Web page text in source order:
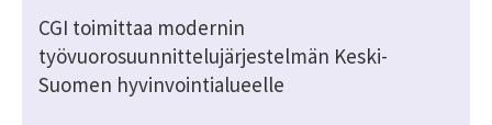
CGI toimittaa modernin
työvuorosuunnittelujärjestelmän Keski-
Suomen hyvinvointialueelle